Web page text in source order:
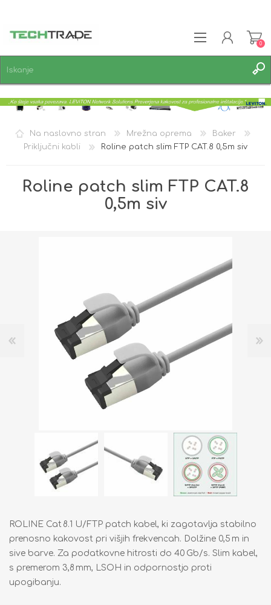
PRIJAVA
0
Na naslovno stran Mrežna oprema
Baker
Priključni kabli
Roline patch slim FTP CAT.8 0,5m siv
Roline patch slim FTP CAT.8
0,5m siv
ROLINE Cat 8.1 U/FTP patch kabel, ki zagotavlja stabilno
prenosno kakovost pri višjih frekvencah. Dolžine 0,5 m in
sive barve. Za podatkovne hitrosti do 40 Gb/s. Slim kabel,
s premerom 3,8 mm, LSOH in odpornostjo proti
upogibanju.